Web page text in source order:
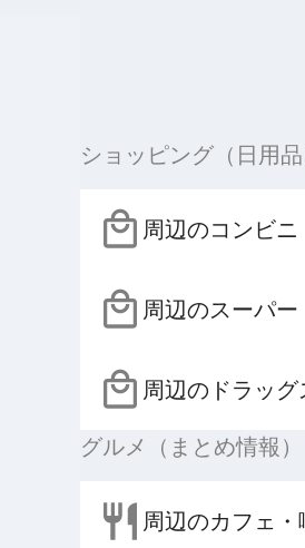
ショッピング（日用品
周辺のコンビニ
周辺のスーパー
周辺のドラッ
グルメ（まとめ情報）
周辺のカフェ